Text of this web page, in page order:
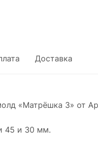
Доставка
«Матрёшка 3» от
45 и 30 мм.